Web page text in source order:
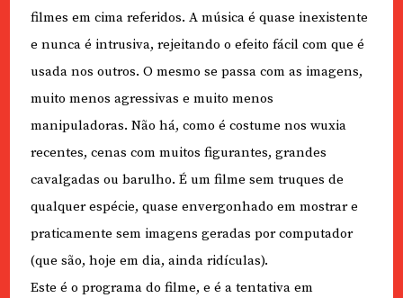
filmes em cima referidos. A música é quase inexistente
e nunca é intrusiva, rejeitando o efeito fácil com que é
usada nos outros. O mesmo se passa com as imagens,
muito menos agressivas e muito menos
manipuladoras. Não há, como é costume nos wuxia
recentes, cenas com muitos figurantes, grandes
cavalgadas ou barulho. É um filme sem truques de
qualquer espécie, quase envergonhado em mostrar e
praticamente sem imagens geradas por computador
(que são, hoje em dia, ainda ridículas).
Este é o programa do filme, e é a tentativa em